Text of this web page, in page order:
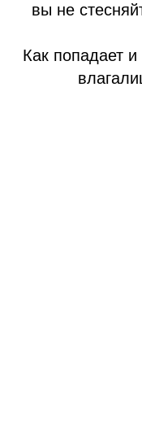
вы не
Как попадает